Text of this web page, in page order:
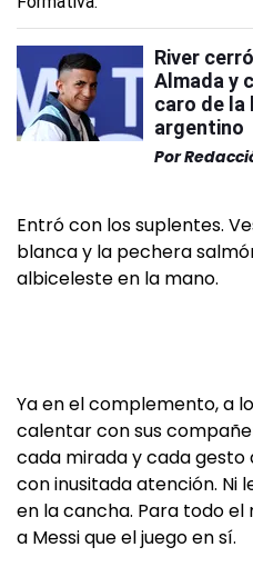
River
Almada y
caro de la
argentino
Por
Entró con los suplentes.
blanca y la pechera
albiceleste en la mano.
Ya en el complemento, a
calentar con sus
cada mirada y cada gesto
con inusitada atención. Ni
en la cancha. Para todo
a Messi que el juego en sí.